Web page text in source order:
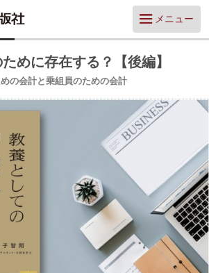
メニュー
ために存在する？【後編】
の会計と乗組員のための会計